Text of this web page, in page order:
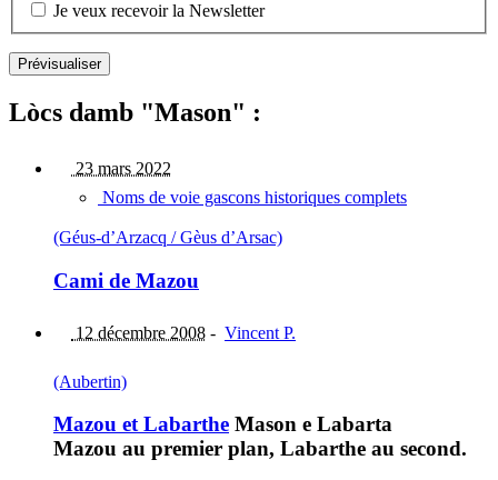
Je veux recevoir la Newsletter
Lòcs damb "Mason" :
23 mars 2022
Noms de voie gascons historiques complets
(Géus-d’Arzacq / Gèus d’Arsac)
Cami de Mazou
12 décembre 2008 - Vincent P.
(Aubertin)
Mazou et Labarthe Mason e Labarta
Mazou au premier plan, Labarthe au second.